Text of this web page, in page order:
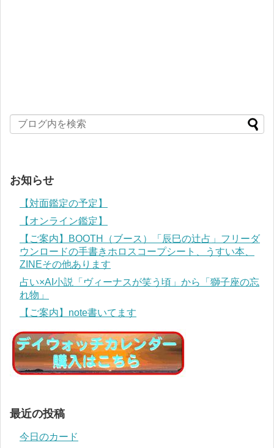
お知らせ
【対面鑑定の予定】
【オンライン鑑定】
【ご案内】BOOTH（ブース）「辰巳の辻占」フリーダ
ウンロードの手書きホロスコープシート、うすい本、
ZINEその他あります
占い×AI小説「ヴィーナスが笑う頃」から「獅子座の忘
れ物」
【ご案内】note書いてます
最近の投稿
今日のカード